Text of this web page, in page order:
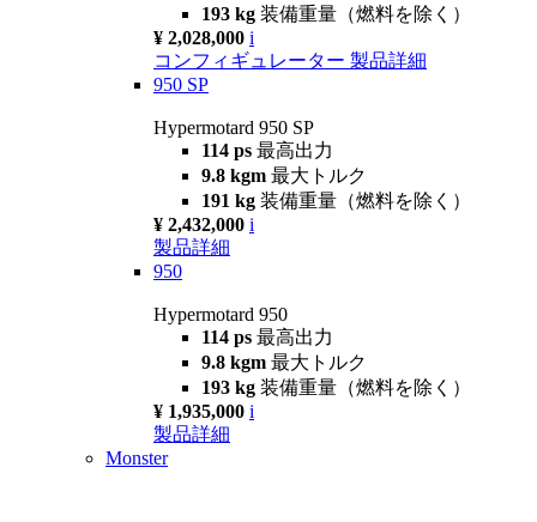
193 kg 装備重量（燃料を除く）
¥ 2,028,000 i
コンフィギュレーター 製品詳細
950 SP
Hypermotard 950 SP
114 ps 最高出力
9.8 kgm 最大トルク
191 kg 装備重量（燃料を除く）
¥ 2,432,000 i
製品詳細
950
Hypermotard 950
114 ps 最高出力
9.8 kgm 最大トルク
193 kg 装備重量（燃料を除く）
¥ 1,935,000 i
製品詳細
Monster